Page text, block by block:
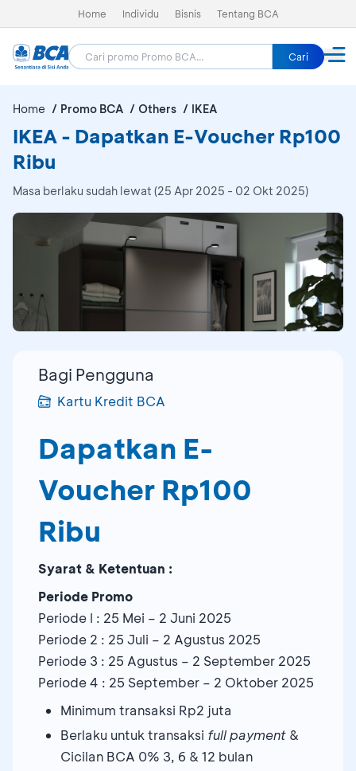
Home Individu Bisnis Tentang BCA
Cari
Home Promo BCA Others IKEA
IKEA - Dapatkan E-Voucher Rp100
Ribu
Masa berlaku sudah lewat (25 Apr 2025 - 02 Okt 2025)
Bagi Pengguna
Kartu Kredit BCA
Dapatkan E-
Voucher Rp100
Ribu
Syarat & Ketentuan :
Periode Promo
Periode I : 25 Mei – 2 Juni 2025
Periode 2 : 25 Juli – 2 Agustus 2025
Periode 3 : 25 Agustus – 2 September 2025
Periode 4 : 25 September – 2 Oktober 2025
Minimum transaksi Rp2 juta
Berlaku untuk transaksi full payment &
Cicilan BCA 0% 3, 6 & 12 bulan